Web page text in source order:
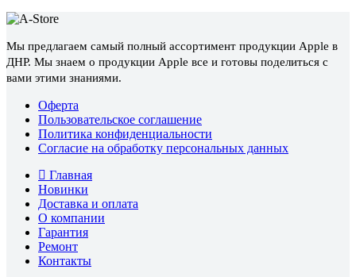
Мы предлагаем самый полный ассортимент продукции Apple в
ДНР. Мы знаем о продукции Apple все и готовы поделиться с
вами этими знаниями.
Оферта
Пользовательское соглашение
Политика конфиденциальности
Согласие на обработку персональных данных
Главная
Новинки
Доставка и оплата
О компании
Гарантия
Ремонт
Контакты